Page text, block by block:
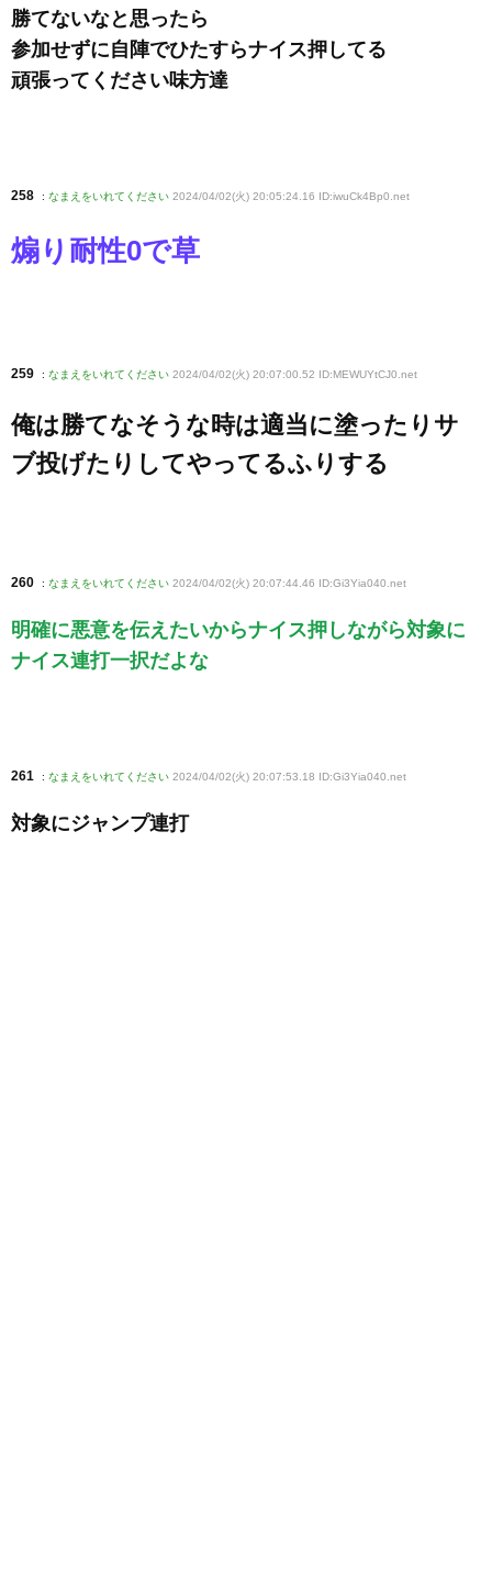
勝てないなと思ったら
参加せずに自陣でひたすらナイス押してる
頑張ってください味方達
258 : なまえをいれてください 2024/04/02(火) 20:05:24.16 ID:iwuCk4Bp0.net
煽り耐性0で草
259 : なまえをいれてください 2024/04/02(火) 20:07:00.52 ID:MEWUYtCJ0 .net
俺は勝てなそうな時は適当に塗ったりサ
ブ投げたりしてやってるふりする
260 : なまえをいれてください 2024/04/02(火) 20:07:44.46 ID:Gi3Yia040 .net
明確に悪意を伝えたいからナイス押しながら対象に
ナイス連打一択だよな
261 : なまえをいれてください 2024/04/02(火) 20:07:53.18 ID:Gi3Yia040 .net
対象にジャンプ連打